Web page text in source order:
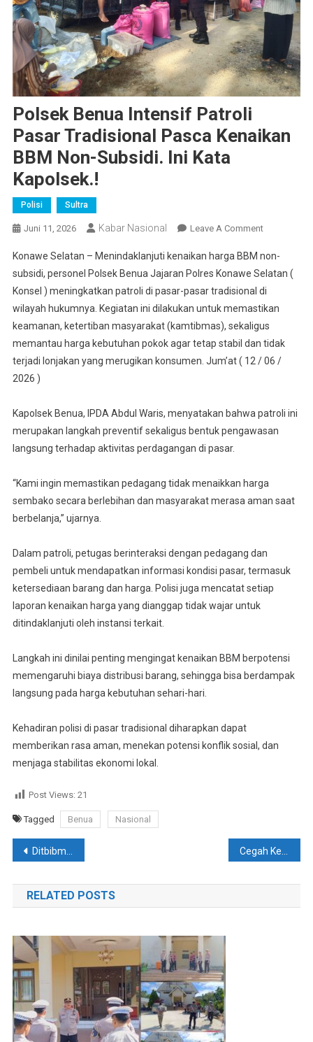
Polsek Benua Intensif Patroli
Pasar Tradisional Pasca Kenaikan
BBM Non-Subsidi. Ini Kata
Kapolsek.!
Polisi Sultra
Juni 11, 2026 Kabar Nasional Leave A CommentOn
Benua
Intensif
Patroli
Pasar
Tradisional
Pasca
Kenaikan
Kata
Konawe Selatan – Menindaklanjuti kenaikan harga BBM non-
subsidi, personel Polsek Benua Jajaran Polres Konawe Selatan (
Konsel ) meningkatkan patroli di pasar-pasar tradisional di
wilayah hukumnya. Kegiatan ini dilakukan untuk memastikan
keamanan, ketertiban masyarakat (kamtibmas), sekaligus
memantau harga kebutuhan pokok agar tetap stabil dan tidak
terjadi lonjakan yang merugikan konsumen. Jum’at ( 12 / 06 /
2026 )
Kapolsek Benua, IPDA Abdul Waris, menyatakan bahwa patroli ini
merupakan langkah preventif sekaligus bentuk pengawasan
langsung terhadap aktivitas perdagangan di pasar.
“Kami ingin memastikan pedagang tidak menaikkan harga
sembako secara berlebihan dan masyarakat merasa aman saat
berbelanja,” ujarnya.
Dalam patroli, petugas berinteraksi dengan pedagang dan
pembeli untuk mendapatkan informasi kondisi pasar, termasuk
ketersediaan barang dan harga. Polisi juga mencatat setiap
laporan kenaikan harga yang dianggap tidak wajar untuk
ditindaklanjuti oleh instansi terkait.
Langkah ini dinilai penting mengingat kenaikan BBM berpotensi
memengaruhi biaya distribusi barang, sehingga bisa berdampak
langsung pada harga kebutuhan sehari-hari.
Kehadiran polisi di pasar tradisional diharapkan dapat
memberikan rasa aman, menekan potensi konflik sosial, dan
menjaga stabilitas ekonomi lokal.
Post Views: 21
Tagged Benua Nasional
Navigasi
pos
Ditbibmas Polda Sultra Laksanakan Asistensi Terkait Satkamling Di Polres Konsel. Ini Tujuannya.! Cegah Kecelakaan Lalu Lintas, Personel Satlantas Polres Konsel Bagikan Brosur Keselamatan kepada Pengendara
RELATED POSTS